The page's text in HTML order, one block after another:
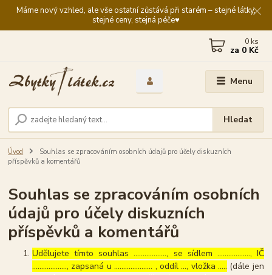
Máme nový vzhled, ale vše ostatní zůstává při starém – stejné látky,
stejné ceny, stejná péče♥️
Menu
Hledat
0 ks
za 0 Kč
Úvod
Souhlas se zpracováním osobních údajů pro účely diskuzních
příspěvků a komentářů
Souhlas se zpracováním osobních
údajů pro účely diskuzních
příspěvků a komentářů
Udělujete tímto souhlas ……………..., se sídlem ………………, IČ
………………., zapsaná u ………………… , oddíl …, vložka ….. (dále jen